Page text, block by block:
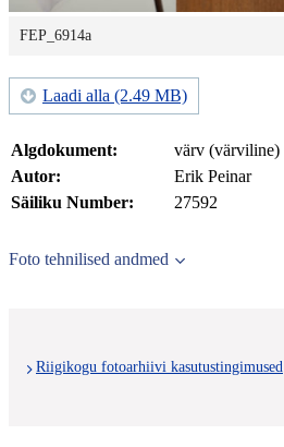
FEP_6914a
Laadi alla (2.49 MB)
Algdokument:
värv (värviline)
Autor:
Erik Peinar
Säiliku Number:
27592
Foto tehnilised andmed
Riigikogu fotoarhiivi kasutustingimused